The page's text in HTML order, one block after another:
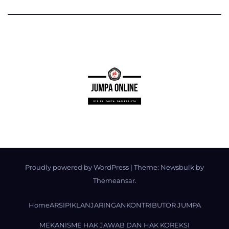
Proudly powered by WordPress | Theme: Newsbulk by
Themeansar.
HomeARSIPIKLANJARINGANKONTRIBUTOR JUMPA
MEKANISME HAK JAWAB DAN HAK KOREKSI